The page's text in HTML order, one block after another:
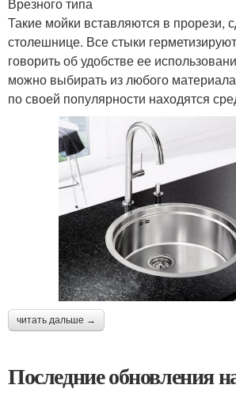
Врезного типа
Такие мойки вставляются в прорези,
столешнице. Все стыки
говорить об удобстве ее
можно выбирать из любого
по своей популярности находятся
читать дальше →
Последние обновления